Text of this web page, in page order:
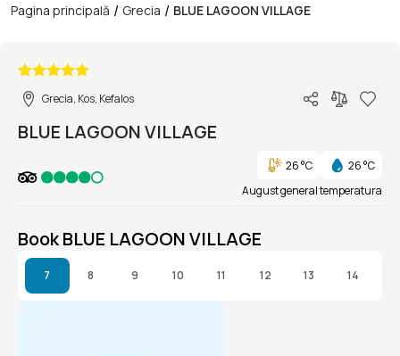
Pagina principală / Grecia / BLUE LAGOON VILLAGE
Grecia, Kos, Kefalos
BLUE LAGOON VILLAGE
26 °C
26 °C
August general temperatura
Book BLUE LAGOON VILLAGE
7 8 9 10 11 12 13 14